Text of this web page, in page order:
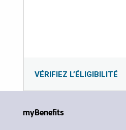
VÉRIFIEZ L’ÉLIGIBILITÉ
myBenefits